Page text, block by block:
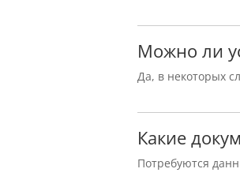
Можно ли
Да, в некоторых
Какие
Потребуются